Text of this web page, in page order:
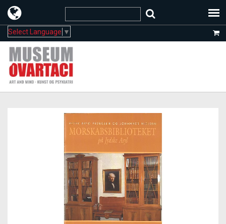
Select Language ▼